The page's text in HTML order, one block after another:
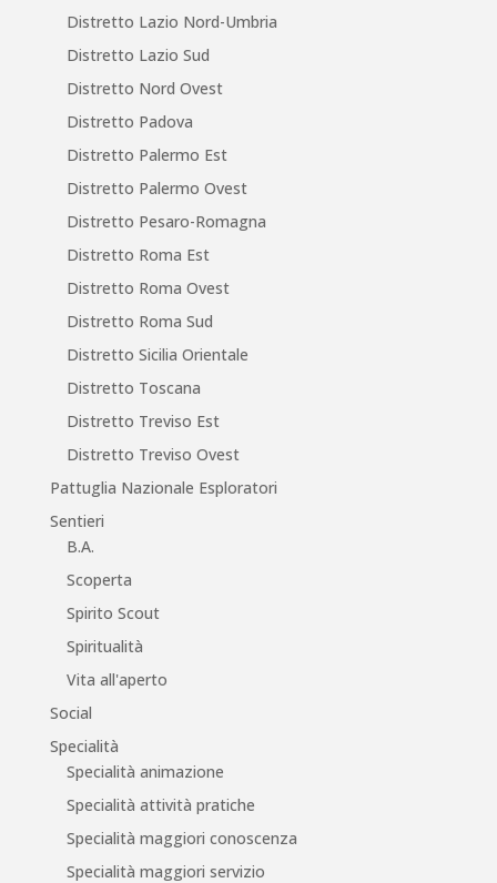
Distretto Lazio Nord-Umbria
Distretto Lazio Sud
Distretto Nord Ovest
Distretto Padova
Distretto Palermo Est
Distretto Palermo Ovest
Distretto Pesaro-Romagna
Distretto Roma Est
Distretto Roma Ovest
Distretto Roma Sud
Distretto Sicilia Orientale
Distretto Toscana
Distretto Treviso Est
Distretto Treviso Ovest
Pattuglia Nazionale Esploratori
Sentieri
B.A.
Scoperta
Spirito Scout
Spiritualità
Vita all'aperto
Social
Specialità
Specialità animazione
Specialità attività pratiche
Specialità maggiori conoscenza
Specialità maggiori servizio